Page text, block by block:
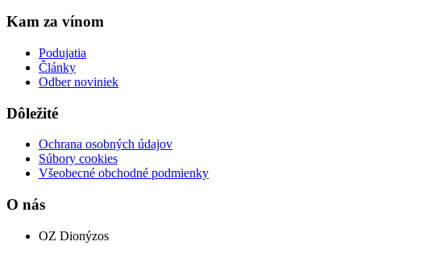
Kam za vínom
Podujatia
Články
Odber noviniek
Dôležité
Ochrana osobných údajov
Súbory cookies
Všeobecné obchodné podmienky
O nás
OZ Dionýzos